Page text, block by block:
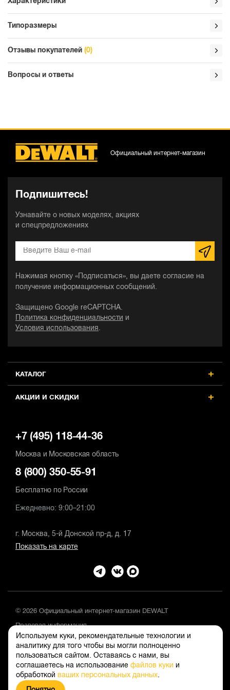
Используем куки, рекомендательные технологии и
аналитику для того чтобы вы могли полноценно
пользоваться сайтом. Оставаясь с нами, вы
соглашаетесь на использование файлов куки и
обработкой ваших персональных данных.
Типоразмеры
Отзывы покупателей (0)
Вопросы и ответы
КАТАЛОГ
АКЦИИ И СКИДКИ
Подпишитесь!
Узнавайте о новых моделях, акциях
и спецпредложениях
Нажимая кнопку «Подписаться», вы даете согласие на
получение информационных сообщений.
Защищено Google reCAPTCHA.
Политика конфиденциальности
и
Условия использования .
Официальный интернет-магазин
+7 (495) 118-44-36
Москва и Московская область
8 (800) 350-55-91
Бесплатно по России
Ежедневно: 9:00–21:00
г. Москва, 5-й Донской пр-д, д. 17
Показать на карте
© 2026 Официальный интернет-магазин DEWALT
Правовая информация
Положение об обработке и защите персональных данных